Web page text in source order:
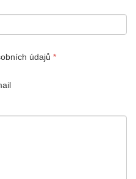
údajů